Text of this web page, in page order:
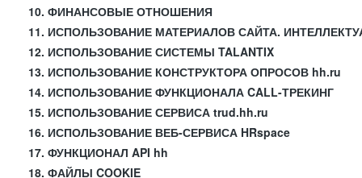
10. ФИНАНСОВЫЕ ОТНОШЕНИЯ
11. ИСПОЛЬЗОВАНИЕ МАТЕРИАЛОВ САЙТА.
12. ИСПОЛЬЗОВАНИЕ СИСТЕМЫ TALANTIX
13. ИСПОЛЬЗОВАНИЕ КОНСТРУКТОРА ОПРОСОВ hh.ru
14. ИСПОЛЬЗОВАНИЕ ФУНКЦИОНАЛА CALL-ТРЕКИНГ
15. ИСПОЛЬЗОВАНИЕ СЕРВИСА trud.hh.ru
16. ИСПОЛЬЗОВАНИЕ ВЕБ-СЕРВИСА HRspace
17. ФУНКЦИОНАЛ API hh
18. ФАЙЛЫ COOKIE